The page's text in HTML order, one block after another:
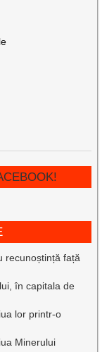
recunoștință față
în capitala de
lor printr-o
Minerului